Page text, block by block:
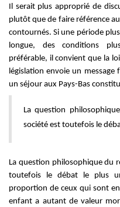
Il serait plus approprié de
plutôt que de faire référence
contournés. Si une période
longue, des conditions
préférable, il convient que la
législation envoie un
un séjour aux Pays-Bas
La question
société est toutefois le
La question philosophique du
toutefois le débat le plus
proportion de ceux qui sont
enfant a autant de valeur